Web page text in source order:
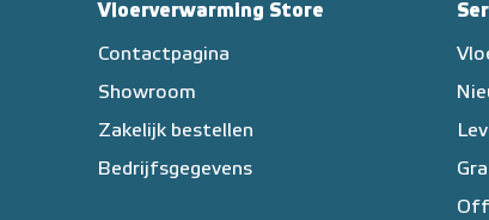
Vloerverwarming Store
Contactpagina
Showroom
Zakelijk bestellen
Bedrijfsgegevens